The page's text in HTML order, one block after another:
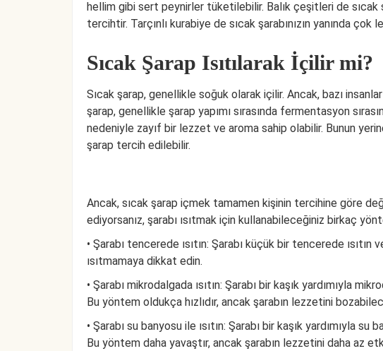
hellim gibi sert peynirler tüketilebilir. Balık çeşitleri de sıcak
tercihtir. Tarçınlı kurabiye de sıcak şarabınızın yanında
Sıcak Şarap Isıtılarak İçilir mi?
Sıcak şarap, genellikle soğuk olarak içilir. Ancak, bazı
şarap, genellikle şarap yapımı sırasında fermentasyon
nedeniyle zayıf bir lezzet ve aroma sahip olabilir. Bunun
şarap tercih edilebilir.
Ancak, sıcak şarap içmek tamamen kişinin tercihine göre
ediyorsanız, şarabı ısıtmak için kullanabileceğiniz birkaç
• Şarabı tencerede ısıtın: Şarabı küçük bir tencerede ısıtın
ısıtmamaya dikkat edin.
• Şarabı mikrodalgada ısıtın: Şarabı bir kaşık yardımıyla
Bu yöntem oldukça hızlıdır, ancak şarabın lezzetini
• Şarabı su banyosu ile ısıtın: Şarabı bir kaşık yardımıyla su
Bu yöntem daha yavaştır, ancak şarabın lezzetini daha az